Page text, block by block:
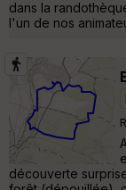
dans la
l'un de nos
découverte